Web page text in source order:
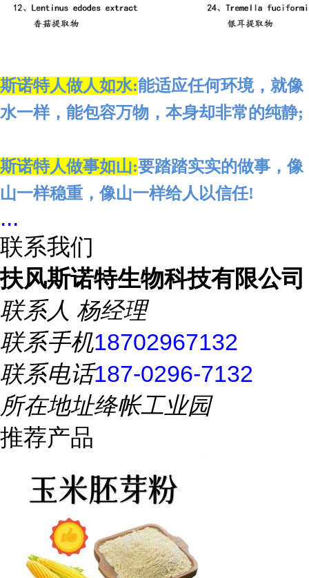
斯诺特人做人如水:能适应任何环境，就像
水一样，能包容万物，本身却非常的纯静;
斯诺特人做事如山:要踏踏实实的做事，像
山一样稳重，像山一样给人以信任!
...
联系我们
扶风斯诺特生物科技有限公司
联系人 杨经理
联系手机18702967132
联系电话187-0296-7132
所在地址绛帐工业园
推荐产品